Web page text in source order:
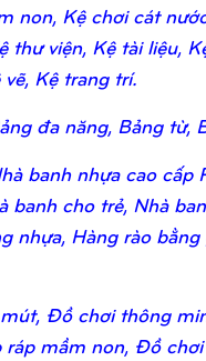
non, Kệ chơi cát
viện, Kệ tài liệu,
Kệ trang trí.
đa năng, Bảng từ,
banh nhựa cao cấp
cho trẻ, Nhà
nhựa, Hàng rào
Đồ chơi thông
mầm non, Đồ